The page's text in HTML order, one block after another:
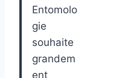
Entomolo
gie
souhaite
grandem
ent